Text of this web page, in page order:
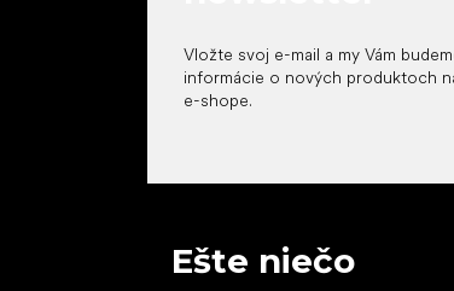
Vložte svoj e-mail a my Vám
informácie o nových produktoch
e-shope.
Ešte niečo